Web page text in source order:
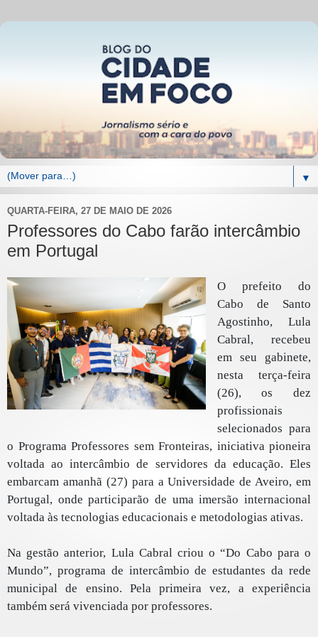
▼
QUARTA-FEIRA, 27 DE MAIO DE 2026
Professores do Cabo farão intercâmbio
em Portugal
O prefeito do
Cabo de Santo
Agostinho, Lula
Cabral, recebeu
em seu gabinete,
nesta terça-feira
(26), os dez
profissionais
selecionados para
o Programa Professores sem Fronteiras, iniciativa pioneira
voltada ao intercâmbio de servidores da educação. Eles
embarcam amanhã (27) para a Universidade de Aveiro, em
Portugal, onde participarão de uma imersão internacional
voltada às tecnologias educacionais e metodologias ativas.
Na gestão anterior, Lula Cabral criou o “Do Cabo para o
Mundo”, programa de intercâmbio de estudantes da rede
municipal de ensino. Pela primeira vez, a experiência
também será vivenciada por professores.